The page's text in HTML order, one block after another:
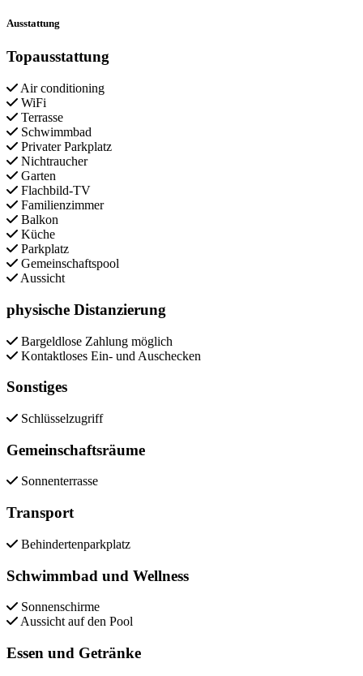
Ausstattung
Topausstattung
Air conditioning
WiFi
Terrasse
Schwimmbad
Privater Parkplatz
Nichtraucher
Garten
Flachbild-TV
Familienzimmer
Balkon
Küche
Parkplatz
Gemeinschaftspool
Aussicht
physische Distanzierung
Bargeldlose Zahlung möglich
Kontaktloses Ein- und Auschecken
Sonstiges
Schlüsselzugriff
Gemeinschaftsräume
Sonnenterrasse
Transport
Behindertenparkplatz
Schwimmbad und Wellness
Sonnenschirme
Aussicht auf den Pool
Essen und Getränke